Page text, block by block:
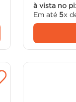
à vista no
Em até5x